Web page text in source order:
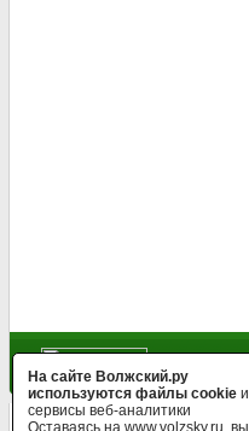
На сайте Волжский.ру
используются файлы cookie и
сервисы веб-аналитики
Оставаясь на www.volzsky.ru, вы